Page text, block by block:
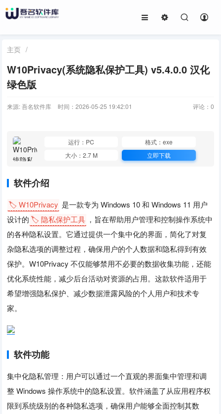
主页 /
W10Privacy(系统隐私保护工具) v5.4.0.0 汉化
绿色版
来源: 吾名软件库 时间：2026-05-25 19:42:01 评论： 0
运行：PC
格式：exe
大小：2.7 M
立即下载
软件介绍
🏷️ W10Privacy 是一款专为 Windows 10 和 Windows 11 用户
设计的 🏷️ 隐私保护工具 ，旨在帮助用户管理和控制操作系统中
的各种隐私设置。它通过提供一个集中化的界面，简化了对复
杂隐私选项的调整过程，确保用户的个人数据和隐私得到有效
保护。W10Privacy 不仅能够禁用不必要的数据收集功能，还能
优化系统性能，减少后台活动对资源的占用。这款软件适用于
希望增强隐私保护、减少数据泄露风险的个人用户和技术专
家。
软件功能
集中化隐私管理：用户可以通过一个直观的界面集中管理和调
整 Windows 操作系统中的隐私设置。软件涵盖了从应用程序权
限到系统级别的各种隐私选项，确保用户能够全面控制其数